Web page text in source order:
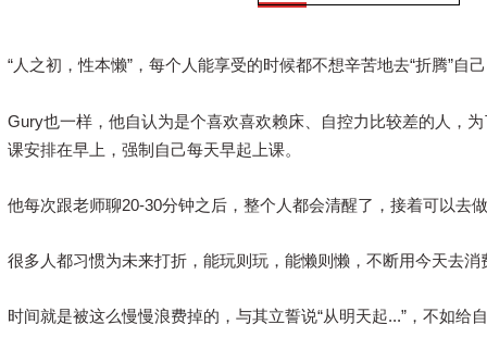
“人之初，性本懒”，每个人能享受的时候都不想辛苦地去“折腾”自
Gury也一样，他自认为是个喜欢喜欢赖床、自控力比较差的人，
课安排在早上，强制自己每天早起上课。
他每次跟老师聊20-30分钟之后，整个人都会清醒了，接着可以去
很多人都习惯为未来打折，能玩则玩，能懒则懒，不断用今天去消
时间就是被这么慢慢浪费掉的，与其立誓说“从明天起...”，不如给